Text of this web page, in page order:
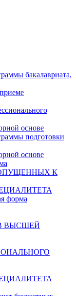
бакалавриата,
основе
подготовки
основе
К
форма
ВЫСШЕЙ